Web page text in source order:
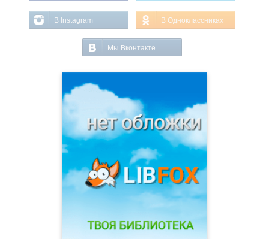
В Instagram В Одноклассниках
Мы Вконтакте